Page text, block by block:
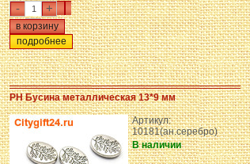
- +
подробнее
PH Бусина металлическая 13*9 мм
Артикул:
10181(ан.серебро)
В наличии